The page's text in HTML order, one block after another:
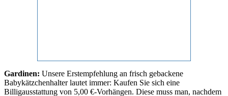
Gardinen: Unsere Erstempfehlung an frisch gebackene
Babykätzchenhalter lautet immer: Kaufen Sie sich eine
Billigausstattung von 5,00 €-Vorhängen. Diese muss man, nachdem